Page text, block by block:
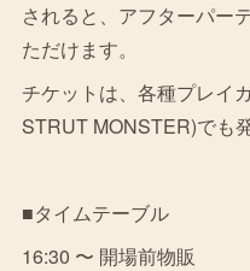
されると、アフターパー
ただけます。
チケットは、各種プレイ
STRUT MONSTER)でも
■タイムテーブル
16:30 〜 開場前物販